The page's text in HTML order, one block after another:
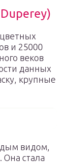
и 25000
веков
данных
крупные
видом,
стала